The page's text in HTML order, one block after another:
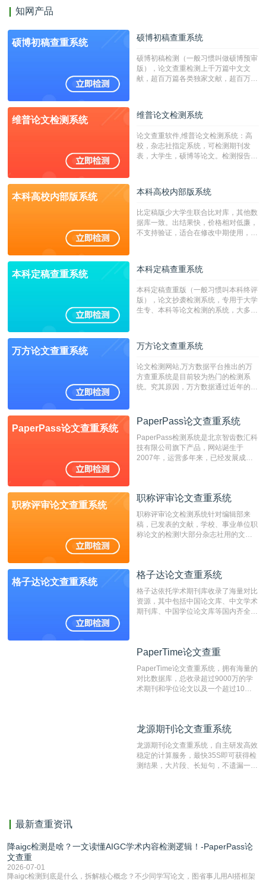
知网产品
硕博初稿查重系统 硕博初稿查重系统
硕博初稿检测（一般习惯叫做硕博预审
版），论文查重检测上千万篇中文文
献，超百万篇各类独家文献，超百万港
校用来检测硕博论文的系统，检测范围
广，数据来源真实，检测算法合理!本
字符数30万）
维普论文检测系统 维普论文检测系统
论文查重软件,维普论文检测系统：高
校，杂志社指定系统，可检测期刊发
表，大学生，硕博等论文。检测报告支
本科高校内部版系统 本科高校内部版系统
比定稿版少大学生联合比对库，其他数
据库一致。出结果快，价格相对低廉，
不支持验证，适合在修改中期使用，定
本科定稿查重系统 本科定稿查重系统
本科定稿查重版（一般习惯叫本科终评
版），论文抄袭检测系统，专用于大学
生专、本科等论文检测的系统，大多数
万方论文查重系统 万方论文查重系统
论文检测网站,万方数据平台推出的万
方查重系统是目前较为热门的检测系
统。究其原因，万方数据通过近年的发
检测系统，其真实性和权威性无可厚
非。其次，相对于知网而言，万方检测
费用少，上手容易，是学生初次论文查
重的推荐系统。
PaperPass论文查重系统
PaperPass论文查重系统
PaperPass检测系统是北京智齿数汇科
技有限公司旗下产品，网站诞生于
2007年，运营多年来，已经发展成为
检测速度快、精度高，市场反映良好。
职称评审论文查重系统
职称评审论文查重系统
职称评审论文检测系统针对编辑部来
稿，已发表的文献，学校、事业单位职
称论文的检测!大部分杂志社用的文献
编辑部检测来稿和已发表的文献,检测
测时注意填写第一作者,才能排除已发
表文献复制比。（限制字符数1万）
格子达论文查重系统
格子达论文查重系统
格子达依托学术期刊库收录了海量对比
资源，其中包括中国论文库、中文学术
期刊库、中国学位论文库等国内齐全的
系统，可检测中文、英文两种语言的论
PaperTime论文查重
PaperTime论文查重系统，拥有海量的
对比数据库，总收录超过9000万的学
术期刊和学位论文以及一个超过10亿
对，利用指纹索引快速而精准地在云检
有相似的片段，该项技术检测速度快、
准确率高，市场反映良好。
龙源期刊论文查重系统
龙源期刊论文查重系统，自主研发高效
稳定的计算服务，最快35S即可获得检
测结果，大片段、长短句，不遗漏一处
最新查重资讯
降aigc检测是啥？一文读懂AIGC学术内容检测逻辑！-PaperPass论
文查重
2026-07-01
降aigc检测到底是什么，拆解核心概念？不少同学写论文，图省事儿用AI搭框架